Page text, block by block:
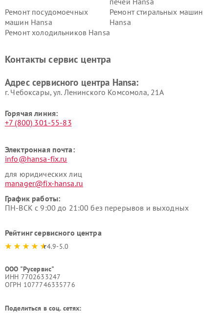
Ремонт посудомоечных
машин Hansa
Ремонт стиральных машин
Hansa
Ремонт холодильников Hansa
Контакты сервис центра
Адрес сервисного центра Hansa:
г. Чебоксары, ул. Ленинского Комсомола, 21А
Горячая линия:
+7 (800) 301-55-83
Электронная почта:
info@hansa-fix.ru
для юридических лиц
manager@fix-hansa.ru
График работы:
ПН-ВСК с 9:00 до 21:00 без перерывов и выходных
Рейтинг сервисного центра
4.9-5.0
ООО "Русервис"
ИНН 7702633247
ОГРН 1077746335776
Поделиться в соц. сетях: